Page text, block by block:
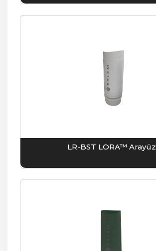
LR-BST LORA™ Arayüz